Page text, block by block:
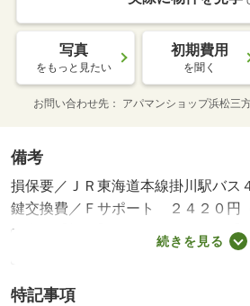
写真
をもっと見たい
初期費用
を聞く
お問い合わせ先 アパマンショップ浜松三
備考
損保要／ＪＲ東海道本線掛川駅バス
鍵交換費／Ｆサポート ２４２０円
用必：【初回】３５，０００円 【
５％ 【更新】なし／二人入居可／
アコン／ガスコンロ対応／室内洗濯
続きを見る
特記事項